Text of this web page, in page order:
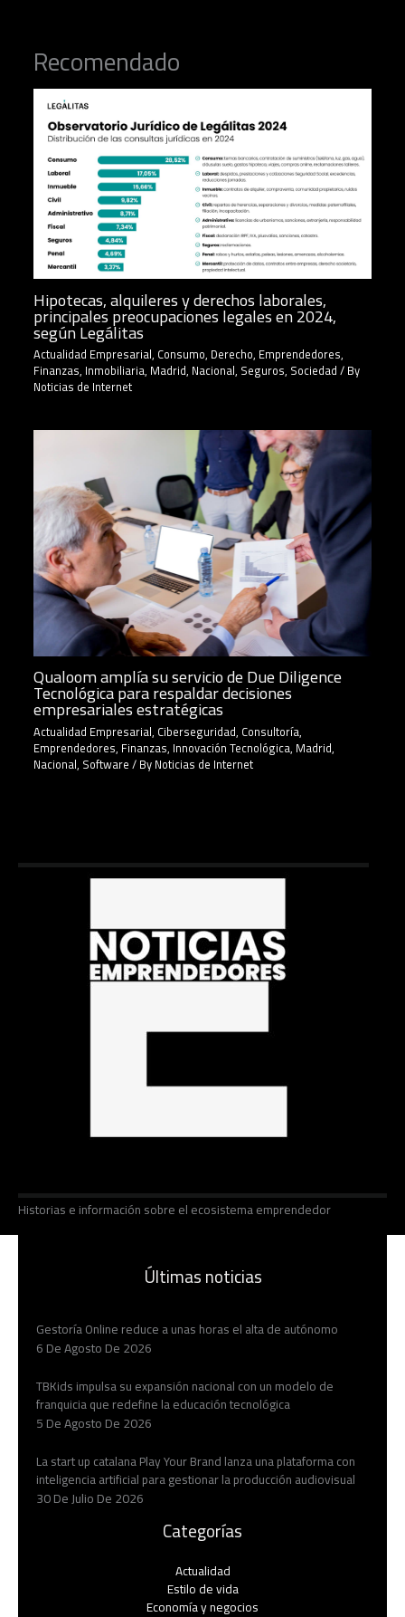
Recomendado
Hipotecas, alquileres y derechos laborales,
principales preocupaciones legales en 2024,
según Legálitas
Actualidad Empresarial, Consumo, Derecho, Emprendedores,
Finanzas, Inmobiliaria, Madrid, Nacional, Seguros, Sociedad/ By
Noticias de Internet
Qualoom amplía su servicio de Due Diligence
Tecnológica para respaldar decisiones
empresariales estratégicas
Actualidad Empresarial, Ciberseguridad, Consultoría,
Emprendedores, Finanzas, Innovación Tecnológica, Madrid,
Nacional, Software/ ByNoticias de Internet
Historias e información sobre el ecosistema emprendedor
Últimas noticias
Gestoría Online reduce a unas horas el alta de autónomo
6 De Agosto De 2026
TBKids impulsa su expansión nacional con un modelo de
franquicia que redefine la educación tecnológica
5 De Agosto De 2026
La start up catalana Play Your Brand lanza una plataforma con
inteligencia artificial para gestionar la producción audiovisual
30 De Julio De 2026
Categorías
Actualidad
Estilo de vida
Economía y negocios​